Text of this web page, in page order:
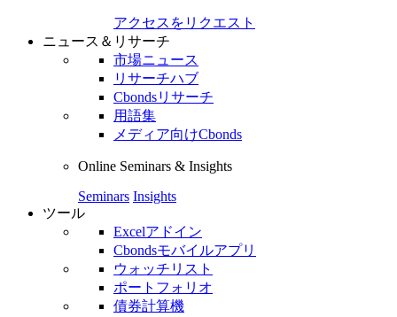
アクセスをリクエスト
ニュース＆リサーチ
市場ニュース
リサーチハブ
Cbondsリサーチ
用語集
メディア向けCbonds
Online Seminars & Insights
Seminars Insights
ツール
Excelアドイン
Cbondsモバイルアプリ
ウォッチリスト
ポートフォリオ
債券計算機